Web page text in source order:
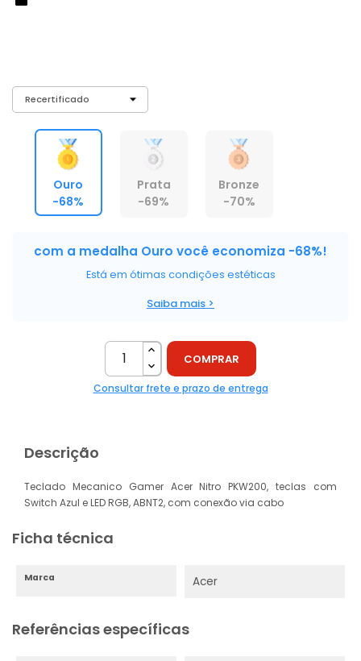
R$ 514,75
Ouro
-68%
Prata
-69%
Bronze
-70%
com a medalha Ouro você economiza -68%!
Está em ótimas condições estéticas
Saiba mais >
COMPRAR
Consultar frete e prazo de entrega
Descrição
Teclado Mecanico Gamer Acer Nitro PKW200, teclas com
Switch Azul e LED RGB, ABNT2, com conexão via cabo
Ficha técnica
Marca Acer
Referências específicas